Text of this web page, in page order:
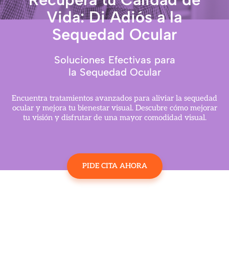
Vida: Di Adiós a la
Sequedad Ocular
Soluciones Efectivas para
la Sequedad Ocular
Encuentra tratamientos avanzados para aliviar la sequedad
ocular y mejora tu bienestar visual. Descubre cómo mejorar
tu visión y disfrutar de una mayor comodidad visual.
PIDE CITA AHORA